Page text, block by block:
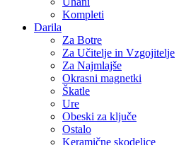
Kompleti
Darila
Za Botre
Za Učitelje in Vzgojitelje
Za Najmlajše
Okrasni magnetki
Škatle
Ure
Obeski za ključe
Ostalo
Keramične skodelice